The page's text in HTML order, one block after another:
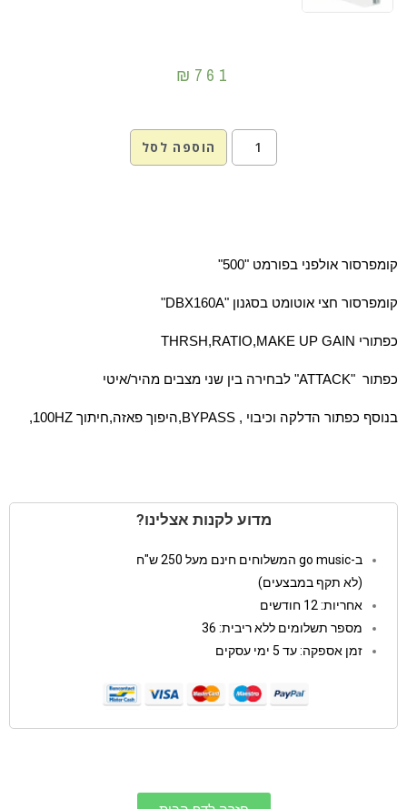
₪ 761
הוספה לסל
קומפרסור אולפני בפורמט "500"
קומפרסור חצי אוטומט בסגנון "DBX160A"
כפתורי THRSH,RATIO,MAKE UP GAIN
כפתור "ATTACK" לבחירה בין שני מצבים מהיר/איטי
בנוסף כפתור הדלקה וכיבוי , BYPASS,היפוך פאזה,חיתוך 100HZ,
מדוע לקנות אצלינו?
ב-go music המשלוחים חינם מעל 250 ש"ח
(לא תקף במבצעים)
אחריות: 12 חודשים
מספר תשלומים ללא ריבית: 36
זמן אספקה: עד 5 ימי עסקים